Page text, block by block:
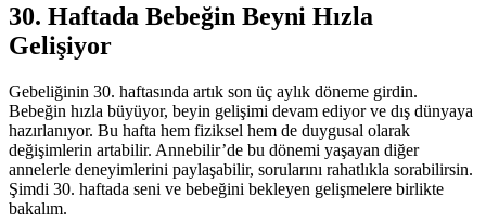
30. Haftada Bebeğin Beyni Hızla
Gelişiyor
Gebeliğinin 30. haftasında artık son üç aylık döneme girdin.
Bebeğin hızla büyüyor, beyin gelişimi devam ediyor ve dış dünyaya
hazırlanıyor. Bu hafta hem fiziksel hem de duygusal olarak
değişimlerin artabilir. Annebilir’de bu dönemi yaşayan diğer
annelerle deneyimlerini paylaşabilir, sorularını rahatlıkla sorabilirsin.
Şimdi 30. haftada seni ve bebeğini bekleyen gelişmelere birlikte
bakalım.